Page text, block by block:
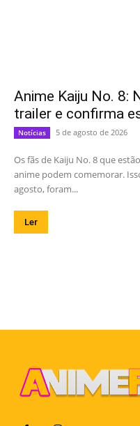
Anime Kaiju No. 8:
trailer e confirma
Notícias 5 de agosto de 2026
Os fãs de Kaiju No. 8 que
anime podem comemorar.
agosto, foram...
Ler